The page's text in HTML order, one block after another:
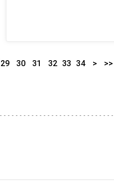
29 30 31 32 33 34 > >>